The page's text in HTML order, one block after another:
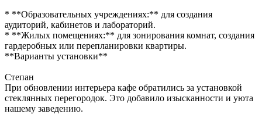
* **Образовательных учреждениях:** для создания
аудиторий, кабинетов и лабораторий.
* **Жилых помещениях:** для зонирования комнат, создания
гардеробных или перепланировки квартиры.
**Варианты установки**
Степан
При обновлении интерьера кафе обратились за установкой
стеклянных перегородок. Это добавило изысканности и уюта
нашему заведению.